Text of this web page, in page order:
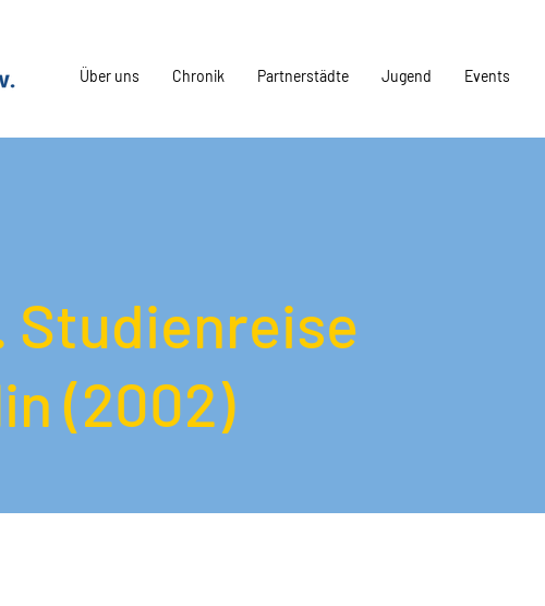
Über uns Chronik Partnerstädte Jugend Events
Studienreise
(2002)